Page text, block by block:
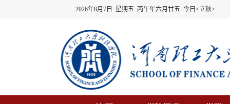
2026年8月7日 星期五 丙午年六月廿五 今日<立秋>